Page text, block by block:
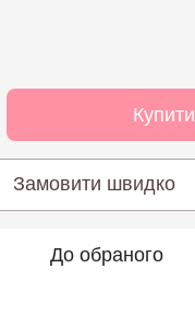
Купити
Замовити швидко
До обраного